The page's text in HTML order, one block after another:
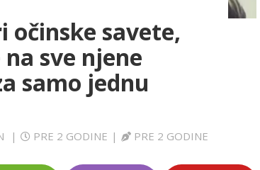
očinske savete,
sve njene
samo jednu
| PRE 2 GODINE | PRE 2 GODINE